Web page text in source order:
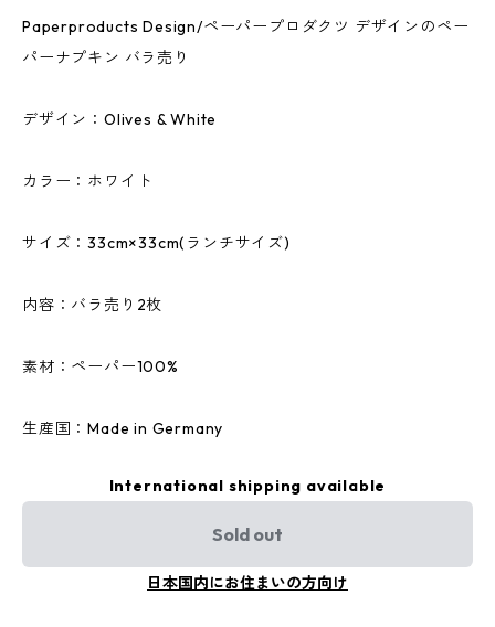
Paperproducts Design/ペーパープロダクツ デザインのペー
パーナプキン バラ売り
デザイン：Olives & White
カラー：ホワイト
サイズ：33cm×33cm(ランチサイズ)
内容：バラ売り2枚
素材：ペーパー100%
生産国：Made in Germany
International shipping available
Sold out
日本国内にお住まいの方向け